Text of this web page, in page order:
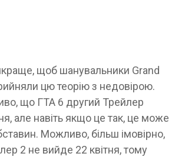
щоб шанувальники Grand
цю теорію з недовірою.
що ГТА 6 другий Трейлер
але навіть якщо це так, це може
Можливо, більш імовірно,
2 не вийде 22 квітня, тому